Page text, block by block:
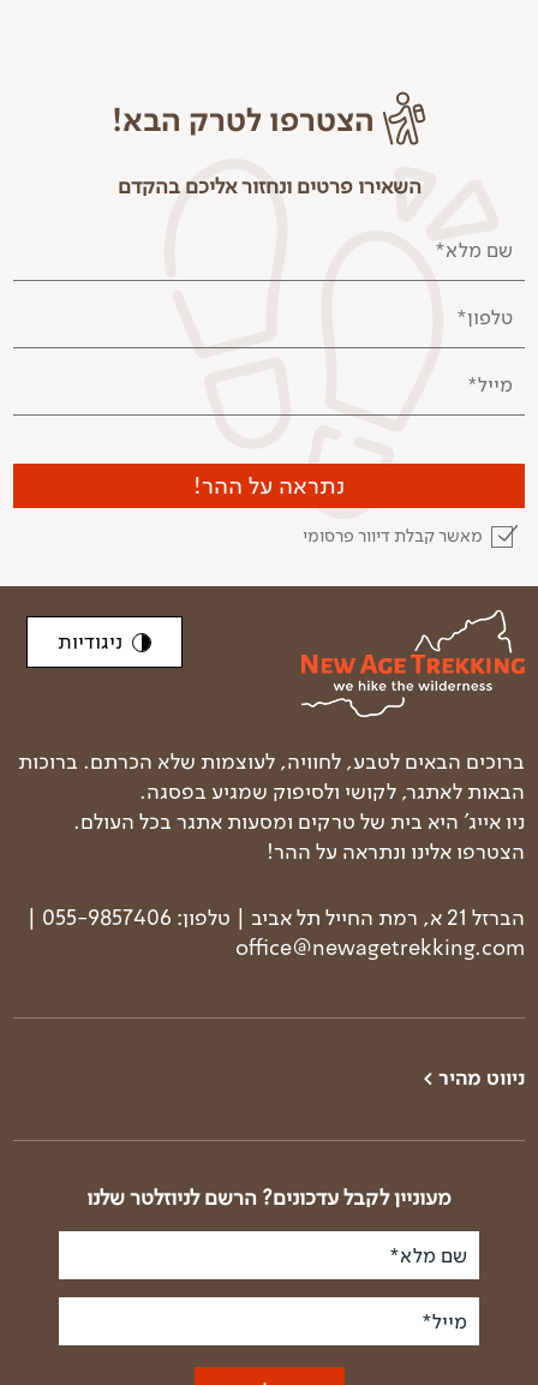
הצטרפו לטרק הבא!
השאירו פרטים ונחזור אליכם בהקדם
שם מלא*
טלפון*
מייל*
מאשר קבלת דיוור פרסומי
נתראה על ההר!
ברוכים הבאים לטבע, לחוויה, לעוצמות שלא הכרתם. ברוכות
הבאות לאתגר, לקושי ולסיפוק שמגיע בפסגה.
ניו אייג' היא בית של טרקים ומסעות אתגר בכל העולם.
הצטרפו אלינו ונתראה על ההר!
הברזל 21 א, רמת החייל תל אביב | טלפון: 055-9857406 |
office@newagetrekking.com
ניגודיות
ניווט מהיר >
טרקים בארץ
פודקאסט טראק טוק
סיפורי דרך
תנאים כלליים ודמי
טרק באלבניה וקוסובו
טרק באלבניה - רכס
זגוריה
טרק ביוון - העפלה
לאולימפוס
טרק בבולגריה
מעוניין לקבל עדכונים? הרשם לניוזלטר שלנו
שם מלא*
מייל*